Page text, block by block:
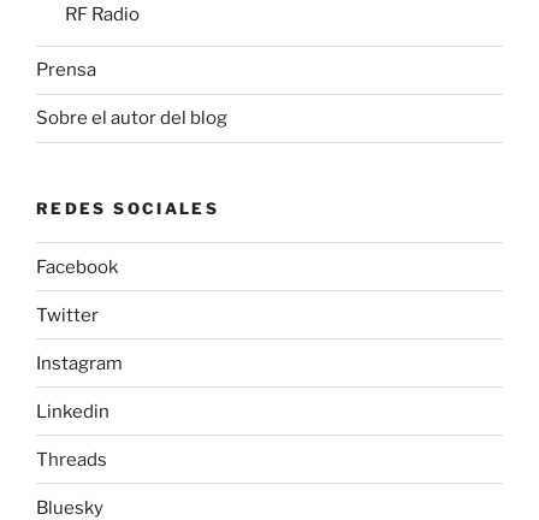
RF Radio
Prensa
Sobre el autor del blog
REDES SOCIALES
Facebook
Twitter
Instagram
Linkedin
Threads
Bluesky